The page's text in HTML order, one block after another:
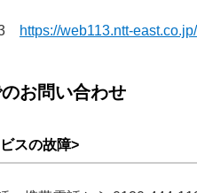
https://web113.ntt-east.co.jp/
お問い合わせ
スの故障>